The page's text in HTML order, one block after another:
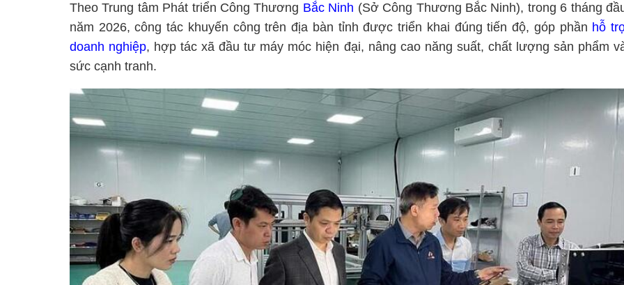
Theo Trung tâm Phát triển Công Thương Bắc Ninh (Sở Công Thương Bắc Ninh), trong 6 tháng
năm 2026, công tác khuyến công trên địa bàn tỉnh được triển khai đúng tiến độ, góp phần hỗ
doanh nghiệp, hợp tác xã đầu tư máy móc hiện đại, nâng cao năng suất, chất lượng sản phẩm
sức cạnh tranh.